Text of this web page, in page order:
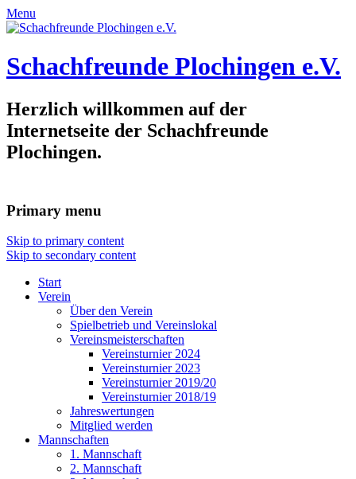
Menu
Schachfreunde Plochingen e.V.
Herzlich willkommen auf der
Internetseite der Schachfreunde
Plochingen.
Primary menu
Skip to primary content
Skip to secondary content
Start
Verein
Über den Verein
Spielbetrieb und Vereinslokal
Vereinsmeisterschaften
Vereinsturnier 2024
Vereinsturnier 2023
Vereinsturnier 2019/20
Vereinsturnier 2018/19
Jahreswertungen
Mitglied werden
Mannschaften
1. Mannschaft
2. Mannschaft